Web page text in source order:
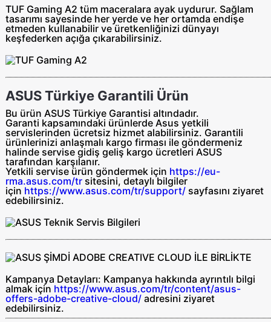
TUF Gaming A2 tüm maceralara ayak uydurur. Sağlam
tasarımı sayesinde her yerde ve her ortamda endişe
etmeden kullanabilir ve üretkenliğinizi dünyayı
keşfederken açığa çıkarabilirsiniz.
ASUS Türkiye Garantili Ürün
Bu ürün ASUS Türkiye Garantisi altındadır.
Garanti kapsamındaki ürünlerde Asus yetkili
servislerinden ücretsiz hizmet alabilirsiniz. Garantili
ürünlerinizi anlaşmalı kargo firması ile göndermeniz
halinde servise gidiş geliş kargo ücretleri ASUS
tarafından karşılanır.
Yetkili servise ürün göndermek için https://eu-
rma.asus.com/tr sitesini, detaylı bilgiler
için https://www.asus.com/tr/support/ sayfasını ziyaret
edebilirsiniz.
Kampanya Detayları: Kampanya hakkında ayrıntılı bilgi
almak için https://www.asus.com/tr/content/asus-
offers-adobe-creative-cloud/ adresini ziyaret
edebilirsiniz.